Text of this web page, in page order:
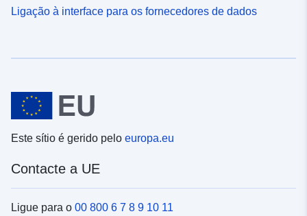
Ligação à interface para os fornecedores de dados
Este sítio é gerido pelo europa.eu
Contacte a UE
Ligue para o 00 800 6 7 8 9 10 11